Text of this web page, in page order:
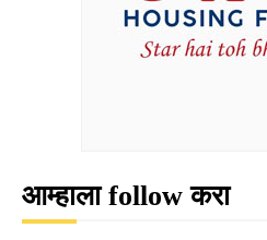
आम्हाला follow करा